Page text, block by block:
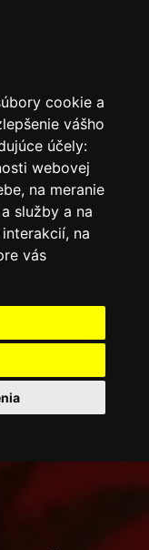
cookie a
vášho
účely:
webovej
, na meranie
služby a na
, na
vás